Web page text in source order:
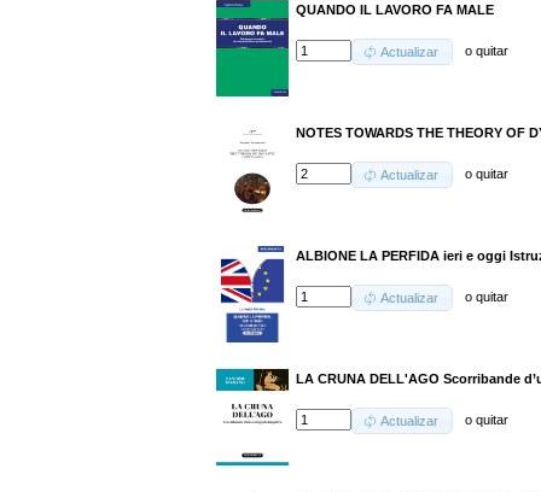
QUANDO IL LAVORO FA MALE
Actualizar oquitar
NOTES TOWARDS THE THEORY OF
Actualizar oquitar
ALBIONE LA PERFIDA ieri e oggi
Actualizar oquitar
LA CRUNA DELL'AGO Scorribande
Actualizar oquitar